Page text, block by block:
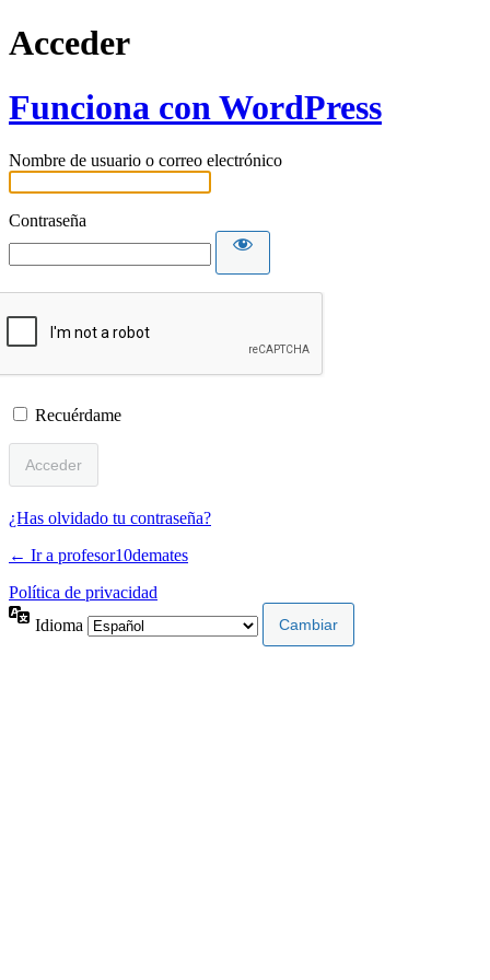
Acceder
Funciona con WordPress
Nombre de usuario o correo electrónico
Contraseña
Recuérdame
¿Has olvidado tu contraseña?
← Ir a profesor10demates
Política de privacidad
Idioma